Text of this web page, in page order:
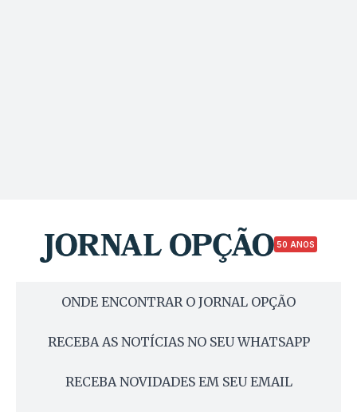
50 ANOS
ONDE ENCONTRAR O JORNAL OPÇÃO
RECEBA AS NOTÍCIAS NO SEU WHATSAPP
RECEBA NOVIDADES EM SEU EMAIL